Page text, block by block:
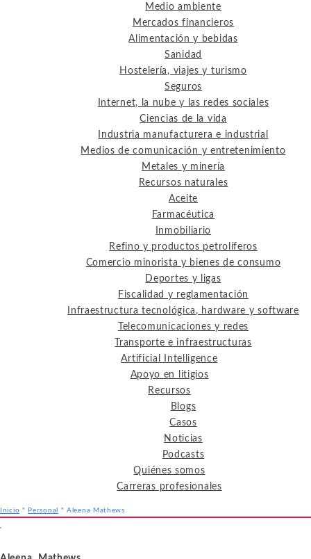
Medio ambiente
Mercados financieros
Alimentación y bebidas
Sanidad
Hostelería, viajes y turismo
Seguros
Internet, la nube y las redes sociales
Ciencias de la vida
Industria manufacturera e industrial
Medios de comunicación y entretenimiento
Metales y minería
Recursos naturales
Aceite
Farmacéutica
Inmobiliario
Refino y productos petrolíferos
Comercio minorista y bienes de consumo
Deportes y ligas
Fiscalidad y reglamentación
Infraestructura tecnológica, hardware y software
Telecomunicaciones y redes
Transporte e infraestructuras
Artificial Intelligence
Apoyo en litigios
Recursos
Blogs
Casos
Noticias
Podcasts
Quiénes somos
Carreras profesionales
Inicio " Personal "Aleena Mathews